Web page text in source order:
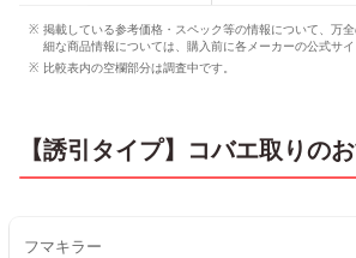
掲載している参考価格・スペック等の情報について、万
細な商品情報については、購入前に各メーカーの公式サイ
比較表内の空欄部分は調査中です。
【誘引タイプ】コバエ取りの
フマキラー